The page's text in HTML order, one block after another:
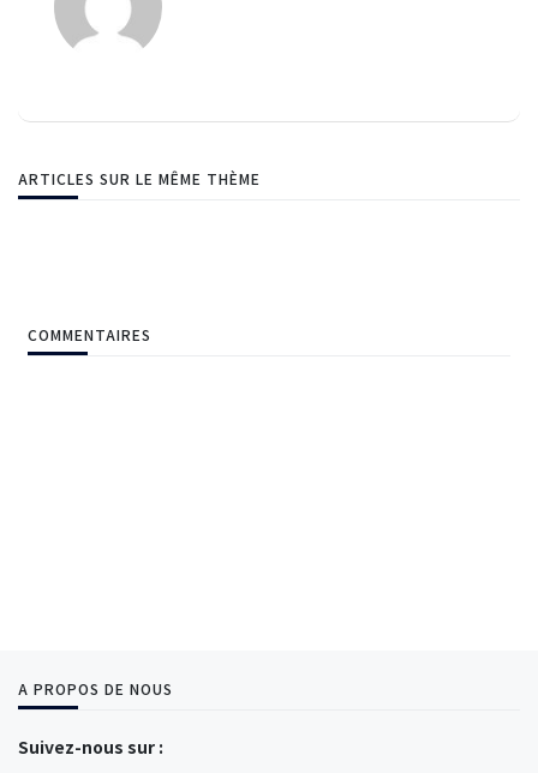
ARTICLES SUR LE MÊME THÈME
COMMENTAIRES
A PROPOS DE NOUS
Suivez-nous sur :